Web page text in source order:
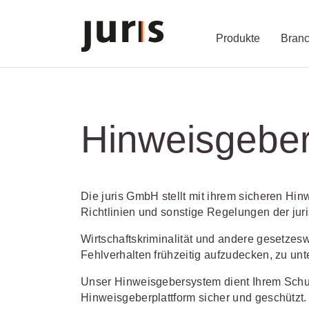
Produkte
Schalten Sie mit unseren
Alle Produkte anzeigen
juris Recht
zu den Produkten
juris Business
zu den Produkten
juris Akademie
zu den Produkten
Erfahren Sie, welche Vorteile
Fragen zum juris Portal oder
Die juris GmbH stellt mit ihrem sicheren
Richtlinien und sonstige Regelungen der
Wirtschaftskriminalität und andere
Fehlverhalten frühzeitig aufzudecken, zu
Unser Hinweisgebersystem dient Ihrem
Hinweisgeberplattform sicher und